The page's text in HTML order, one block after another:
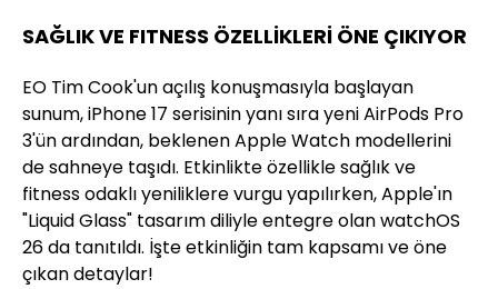
SAĞLIK VE FITNESS ÖZELLİKLERİ ÖNE ÇIKIYOR
EO Tim Cook'un açılış konuşmasıyla başlayan
sunum, iPhone 17 serisinin yanı sıra yeni AirPods Pro
3'ün ardından, beklenen Apple Watch modellerini
de sahneye taşıdı. Etkinlikte özellikle sağlık ve
fitness odaklı yeniliklere vurgu yapılırken, Apple'ın
"Liquid Glass" tasarım diliyle entegre olan watchOS
26 da tanıtıldı. İşte etkinliğin tam kapsamı ve öne
çıkan detaylar!